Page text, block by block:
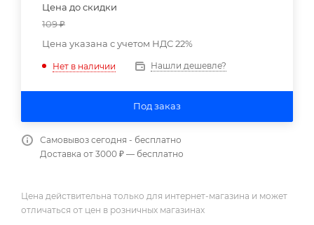
Цена до скидки
109₽
Цена указана с учетом НДС 22%
Нет в наличии Нашли дешевле?
Под заказ
Самовывоз сегодня - бесплатно
Доставка от 3000 ₽ — бесплатно
Цена действительна только для интернет-магазина и может
отличаться от цен в розничных магазинах